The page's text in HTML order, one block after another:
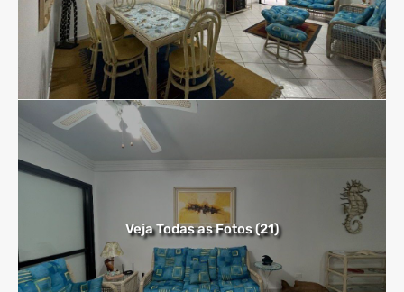
Veja Todas as Fotos (21)